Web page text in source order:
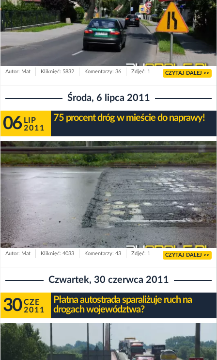
Autor: Mat Kliknięć: 5832 Komentarzy: 36 Zdjęć: 1 CZYTAJ DALEJ >>
Środa, 6 lipca 2011
06 LIP
2011
75 procent dróg w mieście do naprawy!
Autor: Mat Kliknięć: 4033 Komentarzy: 43 Zdjęć: 1 CZYTAJ DALEJ >>
Czwartek, 30 czerwca 2011
30 CZE
2011
Płatna autostrada sparaliżuje ruch na
drogach województwa?